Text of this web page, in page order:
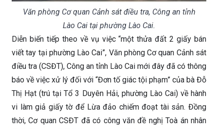
Văn phòng Cơ quan Cảnh sát điều tra, Công an tỉnh
Lào Cai tại phường Lào Cai.
Diễn biến tiếp theo về vụ việc “một thửa đất 2 giấy bán
viết tay tại phường Lào Cai”, Văn phòng Cơ quan Cảnh sát
điều tra (CSĐT), Công an tỉnh Lào Cai mới đây đã có thông
báo về việc xử lý đối với “Đơn tố giác tội phạm” của bà Đỗ
Thị Hạt (trú tại Tổ 3 Duyên Hải, phường Lào Cai) về hành
vi làm giả giấy tờ để Lừa đảo chiếm đoạt tài sản. Đồng
thời, Cơ quan CSĐT đã có công văn đề nghị Toà án nhân